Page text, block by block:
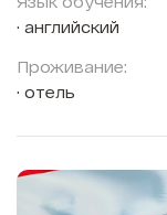
английский
Проживание:
отель